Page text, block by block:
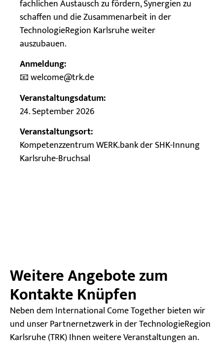
fachlichen Austausch zu fördern, Synergien zu
schaffen und die Zusammenarbeit in der
TechnologieRegion Karlsruhe weiter
auszubauen.
Anmeldung:
📧 welcome@trk.de
Veranstaltungsdatum:
24. September 2026
Veranstaltungsort:
Kompetenzzentrum WERK.bank der SHK-Innung
Karlsruhe-Bruchsal
Weitere Angebote zum
Kontakte Knüpfen
Neben dem International Come Together bieten wir
und unser Partnernetzwerk in der TechnologieRegion
Karlsruhe (TRK) Ihnen weitere Veranstaltungen an.